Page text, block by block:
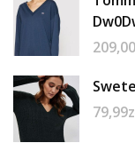
209,00
79,99